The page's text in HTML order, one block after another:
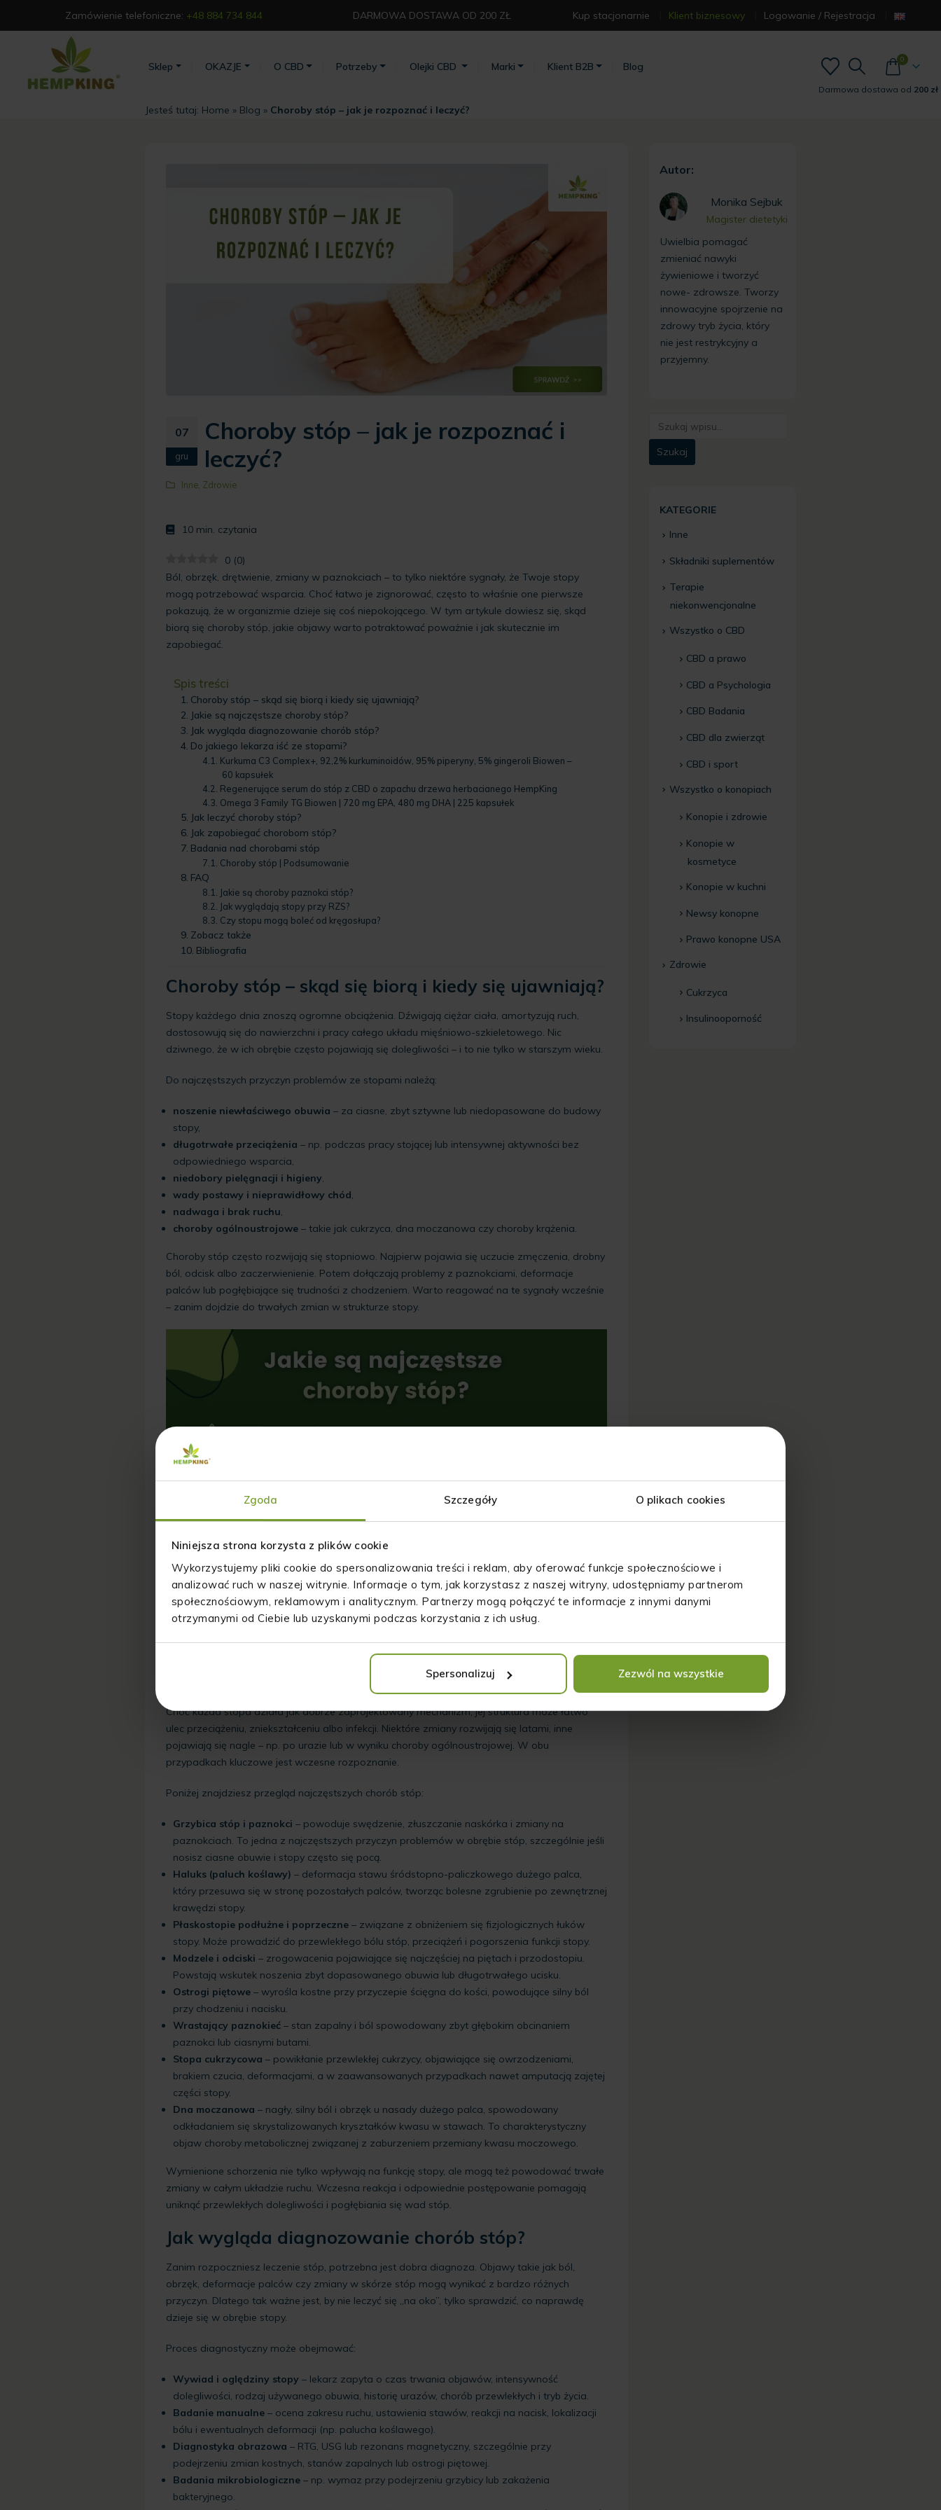
Zgoda Szczegóły O plikach cookies
Niniejsza strona korzysta z plików cookie
Wykorzystujemy pliki cookie do spersonalizowania treści i reklam, aby oferować funkcje społecznościowe i
analizować ruch w naszej witrynie. Informacje o tym, jak korzystasz z naszej witryny, udostępniamy partnerom
społecznościowym, reklamowym i analitycznym. Partnerzy mogą połączyć te informacje z innymi danymi
otrzymanymi od Ciebie lub uzyskanymi podczas korzystania z ich usług.
Spersonalizuj Zezwól na wszystkie
Zamówienie telefoniczne: +48 884 734 844 DARMOWA DOSTAWA OD 200 ZŁ⁣ Kup stacjonarnie Klient biznesowy Logowanie / Rejestracja
Sklep OKAZJE O CBD Potrzeby Olejki CBD Marki Klient B2B Blog
0
Darmowa dostawa od 200 zł
Jesteś tutaj: Home » Blog » Choroby stóp – jak je rozpoznać i leczyć?
07
gru
Choroby stóp – jak je rozpoznać i
leczyć?
Inne, Zdrowie
10 min. czytania
0 (0)
Ból, obrzęk, drętwienie, zmiany w paznokciach – to tylko niektóre sygnały, że Twoje stopy
mogą potrzebować wsparcia. Choć łatwo je zignorować, często to właśnie one pierwsze
pokazują, że w organizmie dzieje się coś niepokojącego. W tym artykule dowiesz się, skąd
biorą się choroby stóp, jakie objawy warto potraktować poważnie i jak skutecznie im
zapobiegać.
Spis treści
Choroby stóp – skąd się biorą i kiedy się ujawniają?
Jakie są najczęstsze choroby stóp?
Jak wygląda diagnozowanie chorób stóp?
Do jakiego lekarza iść ze stopami?
Kurkuma C3 Complex+, 92,2% kurkuminoidów, 95% piperyny, 5% gingeroli Biowen –
60 kapsułek
Regenerujące serum do stóp z CBD o zapachu drzewa herbacianego HempKing
Omega 3 Family TG Biowen | 720 mg EPA, 480 mg DHA | 225 kapsułek
Jak leczyć choroby stóp?
Jak zapobiegać chorobom stóp?
Badania nad chorobami stóp
Choroby stóp | Podsumowanie
FAQ
Jakie są choroby paznokci stóp?
Jak wyglądają stopy przy RZS?
Czy stopu mogą boleć od kręgosłupa?
Zobacz także
Bibliografia
Choroby stóp – skąd się biorą i kiedy się ujawniają?
Stopy każdego dnia znoszą ogromne obciążenia. Dźwigają ciężar ciała, amortyzują ruch,
dostosowują się do nawierzchni i pracy całego układu mięśniowo-szkieletowego. Nic
dziwnego, że w ich obrębie często pojawiają się dolegliwości – i to nie tylko w starszym wieku.
Do najczęstszych przyczyn problemów ze stopami należą:
noszenie niewłaściwego obuwia – za ciasne, zbyt sztywne lub niedopasowane do budowy
stopy,
długotrwałe przeciążenia – np. podczas pracy stojącej lub intensywnej aktywności bez
odpowiedniego wsparcia,
niedobory pielęgnacji i higieny,
wady postawy i nieprawidłowy chód,
nadwaga i brak ruchu,
choroby ogólnoustrojowe – takie jak cukrzyca, dna moczanowa czy choroby krążenia.
Choroby stóp często rozwijają się stopniowo. Najpierw pojawia się uczucie zmęczenia, drobny
ból, odcisk albo zaczerwienienie. Potem dołączają problemy z paznokciami, deformacje
palców lub pogłębiające się trudności z chodzeniem. Warto reagować na te sygnały wcześnie
– zanim dojdzie do trwałych zmian w strukturze stopy.
Jakie są najczęstsze choroby stóp?
Choć każda stopa działa jak dobrze zaprojektowany mechanizm, jej struktura może łatwo
ulec przeciążeniu, zniekształceniu albo infekcji. Niektóre zmiany rozwijają się latami, inne
pojawiają się nagle – np. po urazie lub w wyniku choroby ogólnoustrojowej. W obu
przypadkach kluczowe jest wczesne rozpoznanie.
Poniżej znajdziesz przegląd najczęstszych chorób stóp:
Grzybica stóp i paznokci – powoduje swędzenie, złuszczanie naskórka i zmiany na
paznokciach. To jedna z najczęstszych przyczyn problemów w obrębie stóp, szczególnie jeśli
nosisz ciasne obuwie i stopy często się pocą.
Haluks (paluch koślawy) – deformacja stawu śródstopno-paliczkowego dużego palca,
który przesuwa się w stronę pozostałych palców, tworząc bolesne zgrubienie po zewnętrznej
krawędzi stopy.
Płaskostopie podłużne i poprzeczne – związane z obniżeniem się fizjologicznych łuków
stopy. Może prowadzić do przewlekłego bólu stóp, przeciążeń i pogorszenia funkcji stopy.
Modzele i odciski – zrogowacenia pojawiające się najczęściej na piętach i przodostopiu.
Powstają wskutek noszenia zbyt dopasowanego obuwia lub długotrwałego ucisku.
Ostrogi piętowe – wyrośla kostne przy przyczepie ścięgna do kości, powodujące silny ból
przy chodzeniu i nacisku.
Wrastający paznokieć – stan zapalny i ból spowodowany zbyt głębokim obcinaniem
paznokci lub ciasnymi butami.
Stopa cukrzycowa – powikłanie przewlekłej cukrzycy, objawiające się owrzodzeniami,
brakiem czucia, deformacjami, a w zaawansowanych przypadkach nawet amputacją zajętej
części stopy.
Dna moczanowa – nagły, silny ból i obrzęk u nasady dużego palca, spowodowany
odkładaniem się skrystalizowanych kryształków kwasu w stawach. To charakterystyczny
objaw choroby metabolicznej związanej z zaburzeniem przemiany kwasu moczowego.
Wymienione schorzenia nie tylko wpływają na funkcję stopy, ale mogą też powodować trwałe
zmiany w całym układzie ruchu. Wczesna reakcja i odpowiednie postępowanie pomagają
uniknąć przewlekłych dolegliwości i pogłębiania się wad stóp.
Jak wygląda diagnozowanie chorób stóp?
Zanim rozpoczniesz leczenie stóp, potrzebna jest dobra diagnoza. Objawy takie jak ból,
obrzęk, deformacje palców czy zmiany w skórze stóp mogą wynikać z bardzo różnych
przyczyn. Dlatego tak ważne jest, by nie leczyć się „na oko”, tylko sprawdzić, co naprawdę
dzieje się w obrębie stopy.
Proces diagnostyczny może obejmować:
Wywiad i oględziny stopy – lekarz zapyta o czas trwania objawów, intensywność
dolegliwości, rodzaj używanego obuwia, historię urazów, chorób przewlekłych i tryb życia.
Badanie manualne – ocena zakresu ruchu, ustawienia stawów, reakcji na nacisk, lokalizacji
bólu i ewentualnych deformacji (np. palucha koślawego).
Diagnostyka obrazowa – RTG, USG lub rezonans magnetyczny, szczególnie przy
podejrzeniu zmian kostnych, stanów zapalnych lub ostrogi piętowej.
Badania mikrobiologiczne – np. wymaz przy podejrzeniu grzybicy lub zakażenia
bakteryjnego.
Autor:
Monika Sejbuk
Magister dietetyki
Uwielbia pomagać
zmieniać nawyki
żywieniowe i tworzyć
nowe- zdrowsze. Tworzy
innowacyjne spojrzenie na
zdrowy tryb życia, który
nie jest restrykcyjny a
przyjemny.
KATEGORIE
Inne
Składniki suplementów
Terapie
niekonwencjonalne
Wszystko o CBD
CBD a prawo
CBD a Psychologia
CBD Badania
CBD dla zwierząt
CBD i sport
Wszystko o konopiach
Konopie i zdrowie
Konopie w
kosmetyce
Konopie w kuchni
Newsy konopne
Prawo konopne USA
Zdrowie
Cukrzyca
Insulinooporność